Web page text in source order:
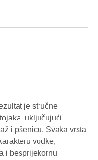
je stručne
uključujući
i pšenicu. Svaka vrsta
vodke,
i besprijekornu